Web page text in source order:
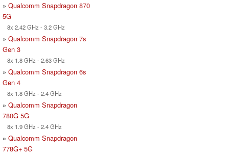
» Qualcomm Snapdragon 870
5G
8x 2.42 GHz - 3.2 GHz
» Qualcomm Snapdragon 7s
Gen 3
8x 1.8 GHz - 2.63 GHz
» Qualcomm Snapdragon 6s
Gen 4
8x 1.8 GHz - 2.4 GHz
» Qualcomm Snapdragon
780G 5G
8x 1.9 GHz - 2.4 GHz
» Qualcomm Snapdragon
778G+ 5G